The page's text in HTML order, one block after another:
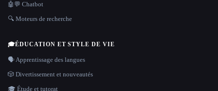
🤖💬 Chatbot
🔍 Moteurs de recherche
🎓ÉDUCATION ET STYLE DE VIE
🗣️ Apprentissage des langues
🎲 Divertissement et nouveautés
🎓 Étude et tutorat